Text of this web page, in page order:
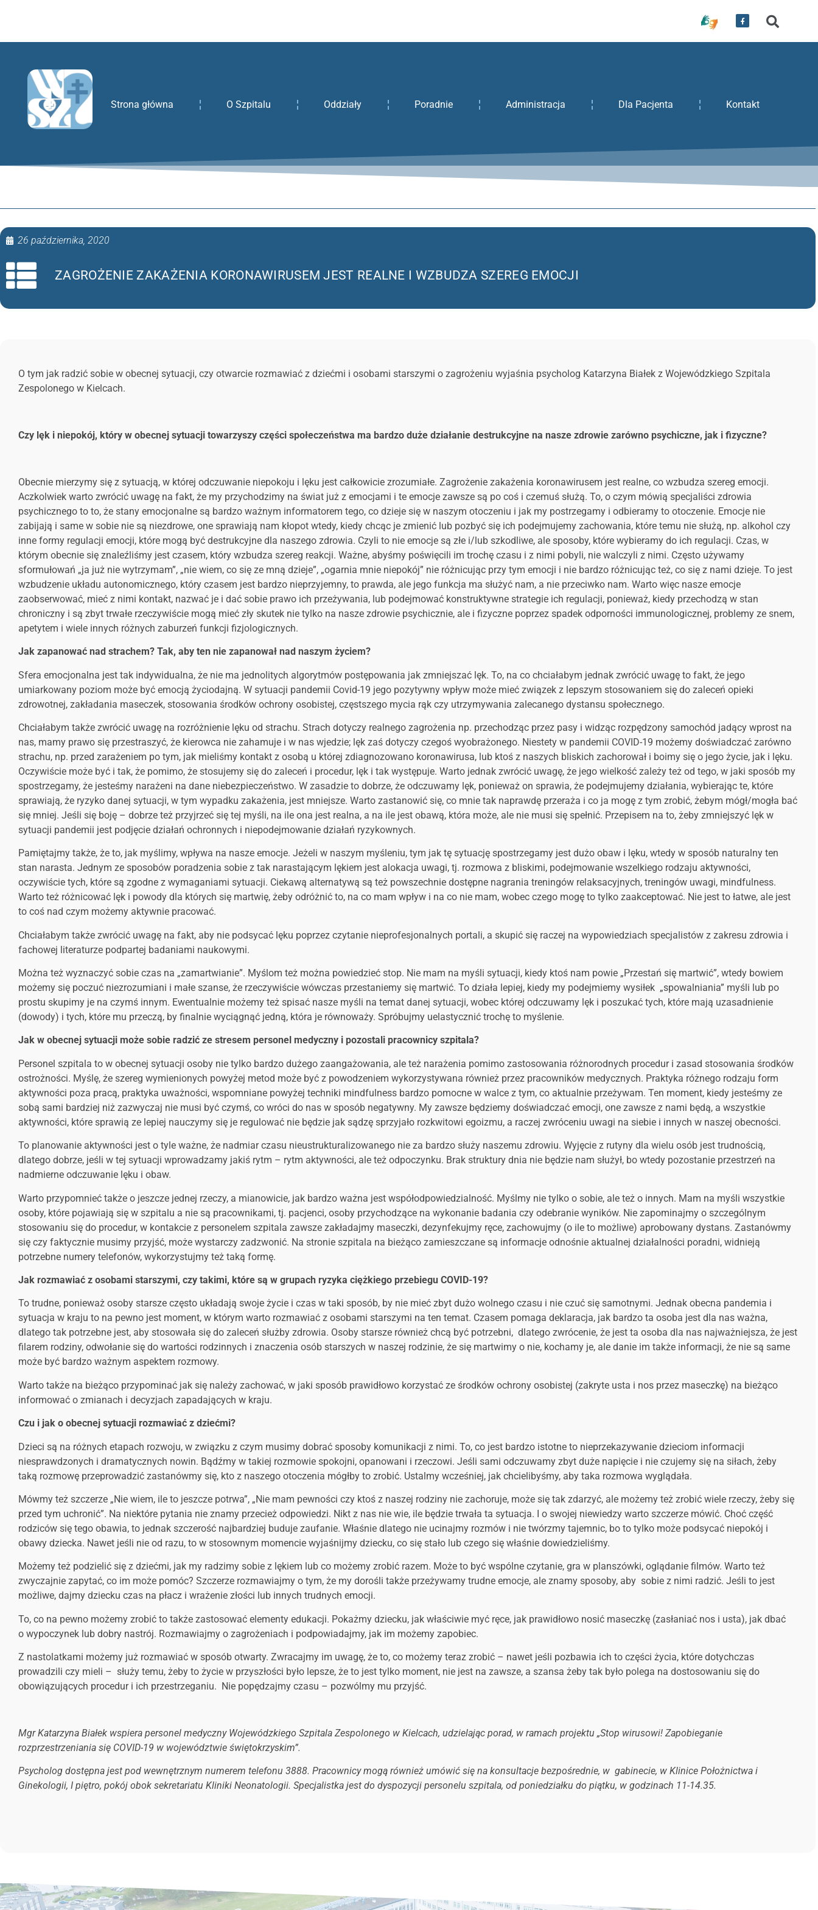
Strona główna O Szpitalu Oddziały Poradnie Administracja Dla Pacjenta Kontakt
26 października, 2020
ZAGROŻENIE ZAKAŻENIA KORONAWIRUSEM JEST REALNE I WZBUDZA SZEREG EMOCJI
O tym jak radzić sobie w obecnej sytuacji, czy otwarcie rozmawiać z dziećmi i osobami starszymi o zagrożeniu wyjaśnia psycholog Katarzyna Białek z Wojewódzkiego Szpitala
Zespolonego w Kielcach.
Czy lęk i niepokój, który w obecnej sytuacji towarzyszy części społeczeństwa ma bardzo duże działanie destrukcyjne na nasze zdrowie zarówno psychiczne, jak i fizyczne?
Obecnie mierzymy się z sytuacją, w której odczuwanie niepokoju i lęku jest całkowicie zrozumiałe. Zagrożenie zakażenia koronawirusem jest realne, co wzbudza szereg emocji.
Aczkolwiek warto zwrócić uwagę na fakt, że my przychodzimy na świat już z emocjami i te emocje zawsze są po coś i czemuś służą. To, o czym mówią specjaliści zdrowia
psychicznego to to, że stany emocjonalne są bardzo ważnym informatorem tego, co dzieje się w naszym otoczeniu i jak my postrzegamy i odbieramy to otoczenie. Emocje nie
zabijają i same w sobie nie są niezdrowe, one sprawiają nam kłopot wtedy, kiedy chcąc je zmienić lub pozbyć się ich podejmujemy zachowania, które temu nie służą, np. alkohol czy
inne formy regulacji emocji, które mogą być destrukcyjne dla naszego zdrowia. Czyli to nie emocje są złe i/lub szkodliwe, ale sposoby, które wybieramy do ich regulacji. Czas, w
którym obecnie się znaleźliśmy jest czasem, który wzbudza szereg reakcji. Ważne, abyśmy poświęcili im trochę czasu i z nimi pobyli, nie walczyli z nimi. Często używamy
sformułowań „ja już nie wytrzymam”, „nie wiem, co się ze mną dzieje”, „ogarnia mnie niepokój” nie różnicując przy tym emocji i nie bardzo różnicując też, co się z nami dzieje. To jest
wzbudzenie układu autonomicznego, który czasem jest bardzo nieprzyjemny, to prawda, ale jego funkcja ma służyć nam, a nie przeciwko nam. Warto więc nasze emocje
zaobserwować, mieć z nimi kontakt, nazwać je i dać sobie prawo ich przeżywania, lub podejmować konstruktywne strategie ich regulacji, ponieważ, kiedy przechodzą w stan
chroniczny i są zbyt trwałe rzeczywiście mogą mieć zły skutek nie tylko na nasze zdrowie psychicznie, ale i fizyczne poprzez spadek odporności immunologicznej, problemy ze snem,
apetytem i wiele innych różnych zaburzeń funkcji fizjologicznych.
Jak zapanować nad strachem? Tak, aby ten nie zapanował nad naszym życiem?
Sfera emocjonalna jest tak indywidualna, że nie ma jednolitych algorytmów postępowania jak zmniejszać lęk. To, na co chciałabym jednak zwrócić uwagę to fakt, że jego
umiarkowany poziom może być emocją życiodajną. W sytuacji pandemii Covid-19 jego pozytywny wpływ może mieć związek z lepszym stosowaniem się do zaleceń opieki
zdrowotnej, zakładania maseczek, stosowania środków ochrony osobistej, częstszego mycia rąk czy utrzymywania zalecanego dystansu społecznego.
Chciałabym także zwrócić uwagę na rozróżnienie lęku od strachu. Strach dotyczy realnego zagrożenia np. przechodząc przez pasy i widząc rozpędzony samochód jadący wprost na
nas, mamy prawo się przestraszyć, że kierowca nie zahamuje i w nas wjedzie; lęk zaś dotyczy czegoś wyobrażonego. Niestety w pandemii COVID-19 możemy doświadczać zarówno
strachu, np. przed zarażeniem po tym, jak mieliśmy kontakt z osobą u której zdiagnozowano koronawirusa, lub ktoś z naszych bliskich zachorował i boimy się o jego życie, jak i lęku.
Oczywiście może być i tak, że pomimo, że stosujemy się do zaleceń i procedur, lęk i tak występuje. Warto jednak zwrócić uwagę, że jego wielkość zależy też od tego, w jaki sposób my
spostrzegamy, że jesteśmy narażeni na dane niebezpieczeństwo. W zasadzie to dobrze, że odczuwamy lęk, ponieważ on sprawia, że podejmujemy działania, wybierając te, które
sprawiają, że ryzyko danej sytuacji, w tym wypadku zakażenia, jest mniejsze. Warto zastanowić się, co mnie tak naprawdę przeraża i co ja mogę z tym zrobić, żebym mógł/mogła bać
się mniej. Jeśli się boję – dobrze też przyjrzeć się tej myśli, na ile ona jest realna, a na ile jest obawą, która może, ale nie musi się spełnić. Przepisem na to, żeby zmniejszyć lęk w
sytuacji pandemii jest podjęcie działań ochronnych i niepodejmowanie działań ryzykownych.
Pamiętajmy także, że to, jak myślimy, wpływa na nasze emocje. Jeżeli w naszym myśleniu, tym jak tę sytuację spostrzegamy jest dużo obaw i lęku, wtedy w sposób naturalny ten
stan narasta. Jednym ze sposobów poradzenia sobie z tak narastającym lękiem jest alokacja uwagi, tj. rozmowa z bliskimi, podejmowanie wszelkiego rodzaju aktywności,
oczywiście tych, które są zgodne z wymaganiami sytuacji. Ciekawą alternatywą są też powszechnie dostępne nagrania treningów relaksacyjnych, treningów uwagi, mindfulness.
Warto też różnicować lęk i powody dla których się martwię, żeby odróżnić to, na co mam wpływ i na co nie mam, wobec czego mogę to tylko zaakceptować. Nie jest to łatwe, ale jest
to coś nad czym możemy aktywnie pracować.
Chciałabym także zwrócić uwagę na fakt, aby nie podsycać lęku poprzez czytanie nieprofesjonalnych portali, a skupić się raczej na wypowiedziach specjalistów z zakresu zdrowia i
fachowej literaturze podpartej badaniami naukowymi.
Można też wyznaczyć sobie czas na „zamartwianie”. Myślom też można powiedzieć stop. Nie mam na myśli sytuacji, kiedy ktoś nam powie „Przestań się martwić”, wtedy bowiem
możemy się poczuć niezrozumiani i małe szanse, że rzeczywiście wówczas przestaniemy się martwić. To działa lepiej, kiedy my podejmiemy wysiłek „spowalniania” myśli lub po
prostu skupimy je na czymś innym. Ewentualnie możemy też spisać nasze myśli na temat danej sytuacji, wobec której odczuwamy lęk i poszukać tych, które mają uzasadnienie
(dowody) i tych, które mu przeczą, by finalnie wyciągnąć jedną, która je równoważy. Spróbujmy uelastycznić trochę to myślenie.
Jak w obecnej sytuacji może sobie radzić ze stresem personel medyczny i pozostali pracownicy szpitala?
Personel szpitala to w obecnej sytuacji osoby nie tylko bardzo dużego zaangażowania, ale też narażenia pomimo zastosowania różnorodnych procedur i zasad stosowania środków
ostrożności. Myślę, że szereg wymienionych powyżej metod może być z powodzeniem wykorzystywana również przez pracowników medycznych. Praktyka różnego rodzaju form
aktywności poza pracą, praktyka uważności, wspomniane powyżej techniki mindfulness bardzo pomocne w walce z tym, co aktualnie przeżywam. Ten moment, kiedy jesteśmy ze
sobą sami bardziej niż zazwyczaj nie musi być czymś, co wróci do nas w sposób negatywny. My zawsze będziemy doświadczać emocji, one zawsze z nami będą, a wszystkie
aktywności, które sprawią ze lepiej nauczymy się je regulować nie będzie jak sądzę sprzyjało rozkwitowi egoizmu, a raczej zwróceniu uwagi na siebie i innych w naszej obecności.
To planowanie aktywności jest o tyle ważne, że nadmiar czasu nieustrukturalizowanego nie za bardzo służy naszemu zdrowiu. Wyjęcie z rutyny dla wielu osób jest trudnością,
dlatego dobrze, jeśli w tej sytuacji wprowadzamy jakiś rytm – rytm aktywności, ale też odpoczynku. Brak struktury dnia nie będzie nam służył, bo wtedy pozostanie przestrzeń na
nadmierne odczuwanie lęku i obaw.
Warto przypomnieć także o jeszcze jednej rzeczy, a mianowicie, jak bardzo ważna jest współodpowiedzialność. Myślmy nie tylko o sobie, ale też o innych. Mam na myśli wszystkie
osoby, które pojawiają się w szpitalu a nie są pracownikami, tj. pacjenci, osoby przychodzące na wykonanie badania czy odebranie wyników. Nie zapominajmy o szczególnym
stosowaniu się do procedur, w kontakcie z personelem szpitala zawsze zakładajmy maseczki, dezynfekujmy ręce, zachowujmy (o ile to możliwe) aprobowany dystans. Zastanówmy
się czy faktycznie musimy przyjść, może wystarczy zadzwonić. Na stronie szpitala na bieżąco zamieszczane są informacje odnośnie aktualnej działalności poradni, widnieją
potrzebne numery telefonów, wykorzystujmy też taką formę.
Jak rozmawiać z osobami starszymi, czy takimi, które są w grupach ryzyka ciężkiego przebiegu COVID-19?
To trudne, ponieważ osoby starsze często układają swoje życie i czas w taki sposób, by nie mieć zbyt dużo wolnego czasu i nie czuć się samotnymi. Jednak obecna pandemia i
sytuacja w kraju to na pewno jest moment, w którym warto rozmawiać z osobami starszymi na ten temat. Czasem pomaga deklaracja, jak bardzo ta osoba jest dla nas ważna,
dlatego tak potrzebne jest, aby stosowała się do zaleceń służby zdrowia. Osoby starsze również chcą być potrzebni, dlatego zwrócenie, że jest ta osoba dla nas najważniejsza, że jest
filarem rodziny, odwołanie się do wartości rodzinnych i znaczenia osób starszych w naszej rodzinie, że się martwimy o nie, kochamy je, ale danie im także informacji, że nie są same
może być bardzo ważnym aspektem rozmowy.
Warto także na bieżąco przypominać jak się należy zachować, w jaki sposób prawidłowo korzystać ze środków ochrony osobistej (zakryte usta i nos przez maseczkę) na bieżąco
informować o zmianach i decyzjach zapadających w kraju.
Czu i jak o obecnej sytuacji rozmawiać z dziećmi?
Dzieci są na różnych etapach rozwoju, w związku z czym musimy dobrać sposoby komunikacji z nimi. To, co jest bardzo istotne to nieprzekazywanie dzieciom informacji
niesprawdzonych i dramatycznych nowin. Bądźmy w takiej rozmowie spokojni, opanowani i rzeczowi. Jeśli sami odczuwamy zbyt duże napięcie i nie czujemy się na siłach, żeby
taką rozmowę przeprowadzić zastanówmy się, kto z naszego otoczenia mógłby to zrobić. Ustalmy wcześniej, jak chcielibyśmy, aby taka rozmowa wyglądała.
Mówmy też szczerze „Nie wiem, ile to jeszcze potrwa”, „Nie mam pewności czy ktoś z naszej rodziny nie zachoruje, może się tak zdarzyć, ale możemy też zrobić wiele rzeczy, żeby się
przed tym uchronić”. Na niektóre pytania nie znamy przecież odpowiedzi. Nikt z nas nie wie, ile będzie trwała ta sytuacja. I o swojej niewiedzy warto szczerze mówić. Choć część
rodziców się tego obawia, to jednak szczerość najbardziej buduje zaufanie. Właśnie dlatego nie ucinajmy rozmów i nie twórzmy tajemnic, bo to tylko może podsycać niepokój i
obawy dziecka. Nawet jeśli nie od razu, to w stosownym momencie wyjaśnijmy dziecku, co się stało lub czego się właśnie dowiedzieliśmy.
Możemy też podzielić się z dziećmi, jak my radzimy sobie z lękiem lub co możemy zrobić razem. Może to być wspólne czytanie, gra w planszówki, oglądanie filmów. Warto też
zwyczajnie zapytać, co im może pomóc? Szczerze rozmawiajmy o tym, że my dorośli także przeżywamy trudne emocje, ale znamy sposoby, aby sobie z nimi radzić. Jeśli to jest
możliwe, dajmy dziecku czas na płacz i wrażenie złości lub innych trudnych emocji.
To, co na pewno możemy zrobić to także zastosować elementy edukacji. Pokażmy dziecku, jak właściwie myć ręce, jak prawidłowo nosić maseczkę (zasłaniać nos i usta), jak dbać
o wypoczynek lub dobry nastrój. Rozmawiajmy o zagrożeniach i podpowiadajmy, jak im możemy zapobiec.
Z nastolatkami możemy już rozmawiać w sposób otwarty. Zwracajmy im uwagę, że to, co możemy teraz zrobić – nawet jeśli pozbawia ich to części życia, które dotychczas
prowadzili czy mieli – służy temu, żeby to życie w przyszłości było lepsze, że to jest tylko moment, nie jest na zawsze, a szansa żeby tak było polega na dostosowaniu się do
obowiązujących procedur i ich przestrzeganiu. Nie popędzajmy czasu – pozwólmy mu przyjść.
Mgr Katarzyna Białek wspiera personel medyczny Wojewódzkiego Szpitala Zespolonego w Kielcach, udzielając porad, w ramach projektu „Stop wirusowi! Zapobieganie
rozprzestrzeniania się COVID-19 w województwie świętokrzyskim”.
Psycholog dostępna jest pod wewnętrznym numerem telefonu 3888. Pracownicy mogą również umówić się na konsultacje bezpośrednie, w gabinecie, w Klinice Położnictwa i
Ginekologii, I piętro, pokój obok sekretariatu Kliniki Neonatologii. Specjalistka jest do dyspozycji personelu szpitala, od poniedziałku do piątku, w godzinach 11-14.35.